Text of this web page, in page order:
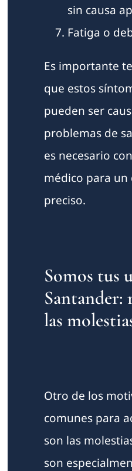
sin causa
Fatiga o
Es importante
que estos
pueden ser
problemas de
es necesario
médico para un
preciso.
Somos tus
Santander:
las
Otro de los
comunes para
son las
son